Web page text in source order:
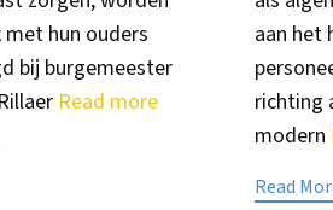
hun ouders
bij burgemeester
Read more
aan het
richting
modern
Read